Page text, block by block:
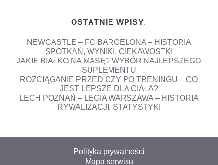
OSTATNIE WPISY:
NEWCASTLE – FC BARCELONA – HISTORIA
SPOTKAŃ, WYNIKI, CIEKAWOSTKI
JAKIE BIAŁKO NA MASĘ? WYBÓR NAJLEPSZEGO
SUPLEMENTU
ROZCIĄGANIE PRZED CZY PO TRENINGU – CO
JEST LEPSZE DLA CIAŁA?
LECH POZNAŃ – LEGIA WARSZAWA – HISTORIA
RYWALIZACJI, STATYSTYKI
Polityka prywatności
Mapa serwisu